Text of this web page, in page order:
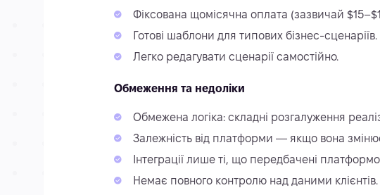
Фіксована щомісячна оплата (зазвичай
Готові шаблони для типових бізнес-сценаріїв.
Легко редагувати сценарії самостійно.
Обмеження та недоліки
Обмежена логіка: складні розгалуження
Залежність від платформи — якщо вона
Інтеграції лише ті, що передбачені
Немає повного контролю над даними клієнтів.